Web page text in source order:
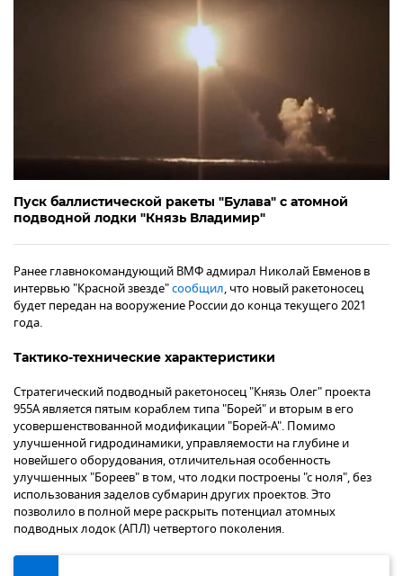
Пуск баллистической ракеты "Булава" с атомной
подводной лодки "Князь Владимир"
Ранее главнокомандующий ВМФ адмирал Николай Евменов в
интервью "Красной звезде"сообщил, что новый ракетоносец
будет передан на вооружение России до конца текущего 2021
года.
Тактико-технические характеристики
Стратегический подводный ракетоносец "Князь Олег" проекта
955А является пятым кораблем типа "Борей" и вторым в его
усовершенствованной модификации "Борей-А". Помимо
улучшенной гидродинамики, управляемости на глубине и
новейшего оборудования, отличительная особенность
улучшенных "Бореев" в том, что лодки построены "с ноля", без
использования заделов субмарин других проектов. Это
позволило в полной мере раскрыть потенциал атомных
подводных лодок (АПЛ) четвертого поколения.